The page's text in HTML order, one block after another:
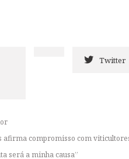
Twitter
afirma compromisso com
será a minha causa”